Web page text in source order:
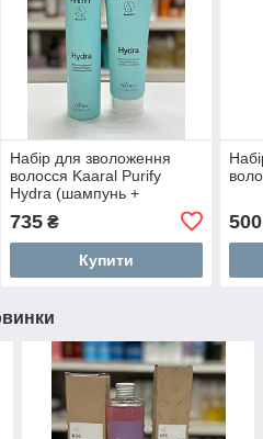
Набір для зволоження
волосся Kaaral Purify
Hydra (шампунь +
735₴
Купити
500